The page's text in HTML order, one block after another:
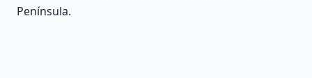
Península.